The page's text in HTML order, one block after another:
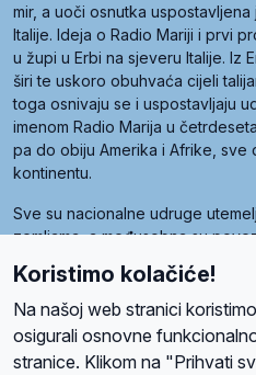
mir, a uoči osnutka
Italije. Ideja o Radio Mariji i prvi
u župi u Erbi na sjeveru Italije. Iz
širi te uskoro obuhvaća cijeli
toga osnivaju se i uspostavljaju
imenom Radio Marija u
pa do obiju Amerika i Afrike, sve
kontinentu.
Sve su nacionalne udruge
zemljama, a međusobna su
Radio Maria). Svjetsku obitelj
kojima je i hrvatska Udruga Radio
Koristimo kolačiće!
Na našoj web stranici
osigurali osnovne
stranice. Klikom na "Prihvati